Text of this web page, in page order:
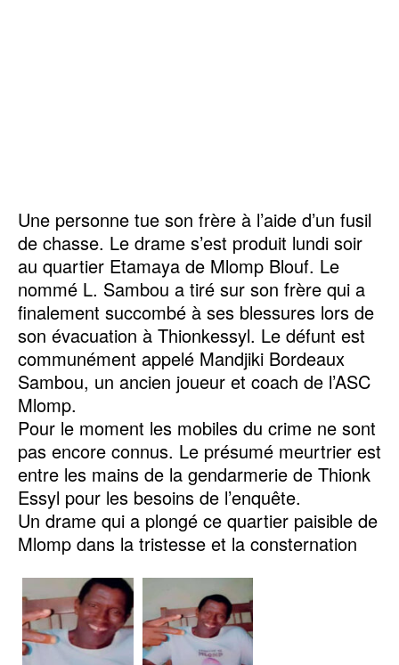
Une personne tue son frère à l’aide d’un fusil
de chasse. Le drame s’est produit lundi soir
au quartier Etamaya de Mlomp Blouf. Le
nommé L. Sambou a tiré sur son frère qui a
finalement succombé à ses blessures lors de
son évacuation à Thionkessyl. Le défunt est
communément appelé Mandjiki Bordeaux
Sambou, un ancien joueur et coach de l’ASC
Mlomp.
Pour le moment les mobiles du crime ne sont
pas encore connus. Le présumé meurtrier est
entre les mains de la gendarmerie de Thionk
Essyl pour les besoins de l’enquête.
Un drame qui a plongé ce quartier paisible de
Mlomp dans la tristesse et la consternation